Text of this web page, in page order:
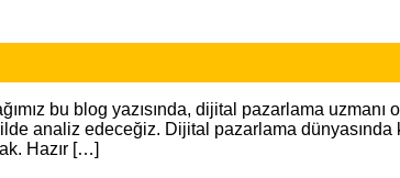
bu blog yazısında, dijital pazarlama
analiz edeceğiz. Dijital pazarlama
Hazır […]